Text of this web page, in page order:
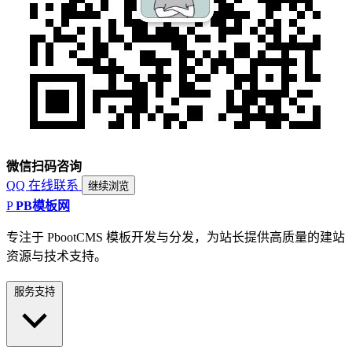
微信扫码咨询
QQ 在线联系
继续浏览
P PB模板网
专注于 PbootCMS 模板开发与分发，为站长提供高质量的建站
资源与技术支持。
服务支持